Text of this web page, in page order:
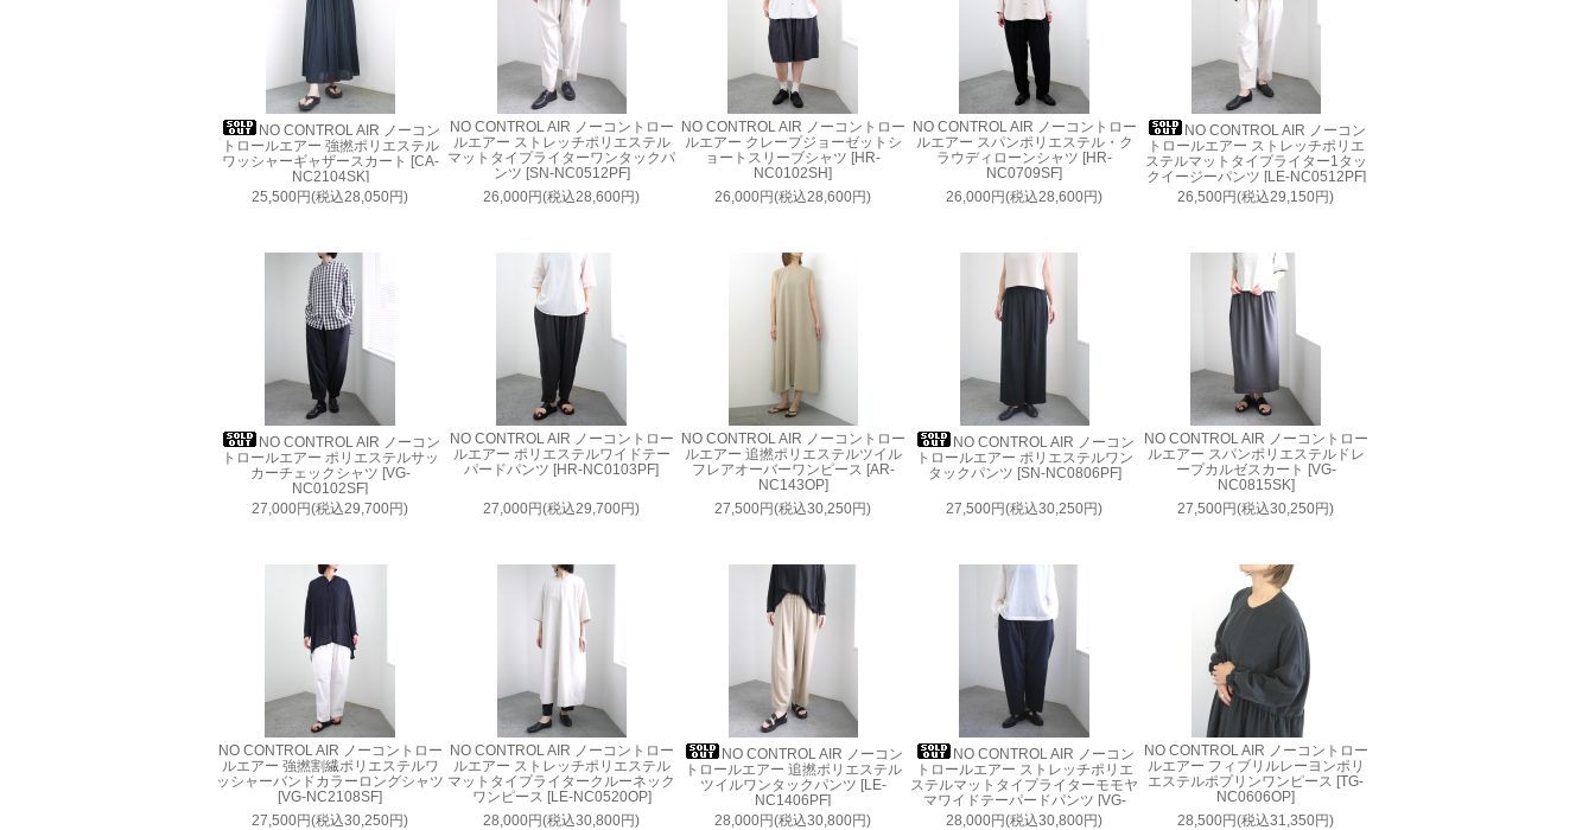
NO CONTROL AIR ノーコン
トロールエアー 強撚ポリエステル
ワッシャーギャザースカート [CA-
NC2104SK]
25,500円(税込28,050円)
NO CONTROL AIR ノーコントロー
ルエアー ストレッチポリエステル
マットタイプライターワンタックパ
ンツ [SN-NC0512PF]
26,000円(税込28,600円)
NO CONTROL AIR ノーコントロー
ルエアー クレープジョーゼットシ
ョートスリーブシャツ [HR-
NC0102SH]
26,000円(税込28,600円)
NO CONTROL AIR ノーコントロー
ルエアー スパンポリエステル・ク
ラウディローンシャツ [HR-
NC0709SF]
26,000円(税込28,600円)
NO CONTROL AIR ノーコン
トロールエアー ストレッチポリエ
ステルマットタイプライター1タッ
クイージーパンツ [LE-NC0512PF]
26,500円(税込29,150円)
NO CONTROL AIR ノーコン
トロールエアー ポリエステルサッ
カーチェックシャツ [VG-
NC0102SF]
27,000円(税込29,700円)
NO CONTROL AIR ノーコントロー
ルエアー ポリエステルワイドテー
パードパンツ [HR-NC0103PF]
27,000円(税込29,700円)
NO CONTROL AIR ノーコントロー
ルエアー 追撚ポリエステルツイル
フレアオーバーワンピース [AR-
NC143OP]
27,500円(税込30,250円)
NO CONTROL AIR ノーコン
トロールエアー ポリエステルワン
タックパンツ [SN-NC0806PF]
27,500円(税込30,250円)
NO CONTROL AIR ノーコントロー
ルエアー スパンポリエステルドレ
ープカルゼスカート [VG-
NC0815SK]
27,500円(税込30,250円)
NO CONTROL AIR ノーコントロー
ルエアー 強撚割繊ポリエステルワ
ッシャーバンドカラーロングシャツ
[VG-NC2108SF]
27,500円(税込30,250円)
NO CONTROL AIR ノーコントロー
ルエアー ストレッチポリエステル
マットタイプライタークルーネック
ワンピース [LE-NC0520OP]
28,000円(税込30,800円)
NO CONTROL AIR ノーコン
トロールエアー 追撚ポリエステル
ツイルワンタックパンツ [LE-
NC1406PF]
28,000円(税込30,800円)
NO CONTROL AIR ノーコン
トロールエアー ストレッチポリエ
ステルマットタイプライターモモヤ
マワイドテーパードパンツ [VG-
NC0526PF]
28,000円(税込30,800円)
NO CONTROL AIR ノーコントロー
ルエアー フィブリルレーヨンポリ
エステルポプリンワンピース [TG-
NC0606OP]
28,500円(税込31,350円)